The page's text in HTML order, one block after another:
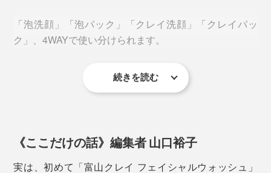
モンモリロナイトはミルフィーユ状の構造で、六角形の
プレートが幾重にも重なった状態。層の一枚一枚を広げ
一方ゼオライトは、水分を多く抱え込む性質があり、高
20％、ゼオライト70%」の割合は「富山クレイ」ならで
は。ミクロのバキュームとも呼べる汚れの吸着力があり
「泡洗顔」「泡パック」「クレイ洗顔」「クレイパッ
ク」、4WAYで使い分けられます。
毎夜：泡洗顔からの2、3分放置（泡パック）
月１、2回：クレイパック
続きを読む
《ここだけの話》編集者 山口裕子
実は、初めて「富山クレイ フェイシャルウォッシュ」